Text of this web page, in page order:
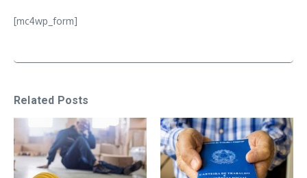
[mc4wp_form]
Related Posts